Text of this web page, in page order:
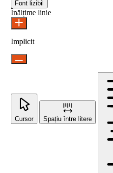
Font lizibil
Înălțime linie
Implicit
Cursor Spațiu între litere